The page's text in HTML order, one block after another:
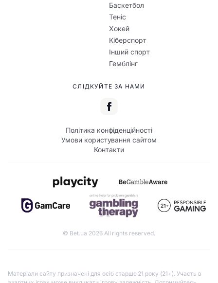
Баскетбол
Теніс
Хокей
Кіберспорт
Інший спорт
Гемблінг
СЛІДКУЙТЕ ЗА НАМИ
Політика конфіденційності
Умови користування сайтом
Контакти
© Bet.ua 2026 All rights reserved.
Матеріали сайту призначені для осіб старше 21 року (21+). Участь в